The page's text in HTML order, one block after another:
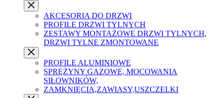
AKCESORIA DO DRZWI
PROFILE DRZWI TYLNYCH
ZESTAWY MONTAŻOWE DRZWI TYLNYCH,
DRZWI TYLNE ZMONTOWANE
PROFILE ALUMINIOWE
SPRĘŻYNY GAZOWE, MOCOWANIA
SIŁOWNIKÓW,
ZAMKNIĘCIA,ZAWIASY,USZCZELKI